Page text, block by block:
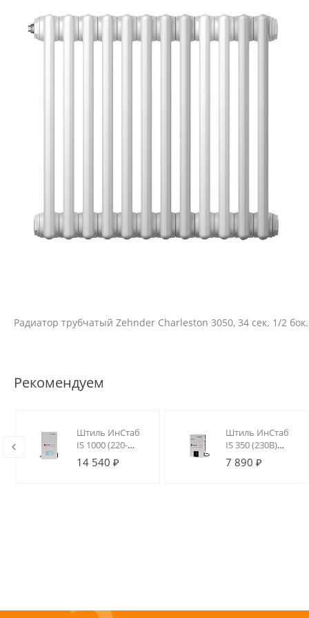
Радиатор трубчатый Zehnder Charleston 3050, 34 сек. 1/2
Рекомендуем
Штиль ИнСтаб
IS 1000 (220-
230В)
Стабилизатор
14 540 ₽
Штиль ИнСтаб
IS 350 (230В)
Стабилизатор
напряжения
7 890 ₽